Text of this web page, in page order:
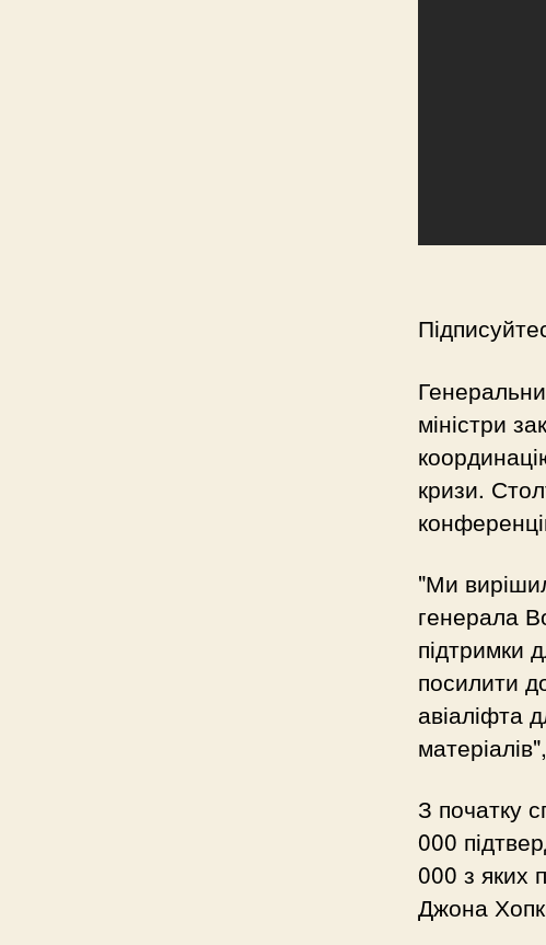
міністри
кризи.
"Ми
генерала
підтримки
посилити
авіаліфта
З початку
000
000 з яких
Джона